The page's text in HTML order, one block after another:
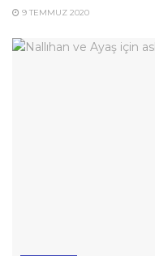
9 TEMMUZ 2020